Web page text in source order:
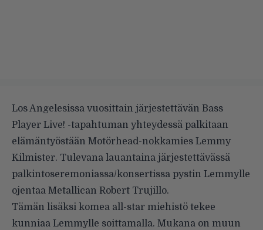
Los Angelesissa vuosittain järjestettävän Bass
Player Live! -tapahtuman yhteydessä palkitaan
elämäntyöstään Motörhead-nokkamies Lemmy
Kilmister. Tulevana lauantaina järjestettävässä
palkintoseremoniassa/konsertissa pystin Lemmylle
ojentaa Metallican Robert Trujillo.
Tämän lisäksi komea all-star miehistö tekee
kunniaa Lemmylle soittamalla. Mukana on muun